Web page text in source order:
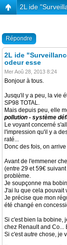
2L ide
Répondre
2L ide
odeur esse
Mer Aoû 28, 2013 8:24
Bonjour à tous.
Jusqu'il y a peu, la vie
SP98 TOTAL.
Mais depuis peu, elle
pollution - système
Le voyant concerné
l'impression qu'il y a
raté...
Donc des fois, on
Avant de l'emmener
(entre 29 et 59€
problème.
Je soupçonne ma
J'ai lu que cela pouvait
Je précise que mon
été changé en
Si c'est bien la bobine,
chez Renault and Co...
Si c'est autre chose, je